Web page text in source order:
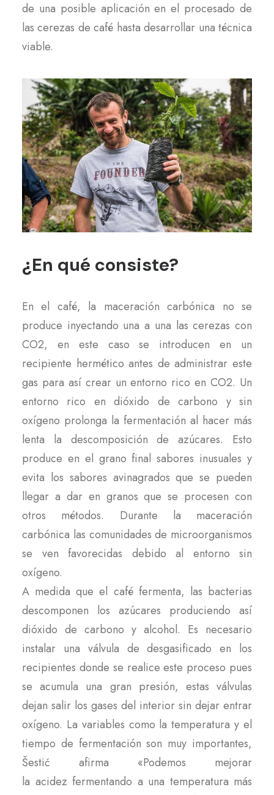
de una posible aplicación en el procesado de
las cerezas de café hasta desarrollar una técnica
viable.
¿En qué consiste?
En el café, la maceración carbónica no se
produce inyectando una a una las cerezas con
CO2, en este caso se introducen en un
recipiente hermético antes de administrar este
gas para así crear un entorno rico en CO2. Un
entorno rico en dióxido de carbono y sin
oxígeno prolonga la fermentación al hacer más
lenta la descomposición de azúcares. Esto
produce en el grano final sabores inusuales y
evita los sabores avinagrados que se pueden
llegar a dar en granos que se procesen con
otros métodos. Durante la maceración
carbónica las comunidades de microorganismos
se ven favorecidas debido al entorno sin
oxígeno.
A medida que el café fermenta, las bacterias
descomponen los azúcares produciendo así
dióxido de carbono y alcohol. Es necesario
instalar una válvula de desgasificado en los
recipientes donde se realice este proceso pues
se acumula una gran presión, estas válvulas
dejan salir los gases del interior sin dejar entrar
oxígeno. La variables como la temperatura y el
tiempo de fermentación son muy importantes,
Šestić afirma «Podemos mejorar
la acidez fermentando a una temperatura más